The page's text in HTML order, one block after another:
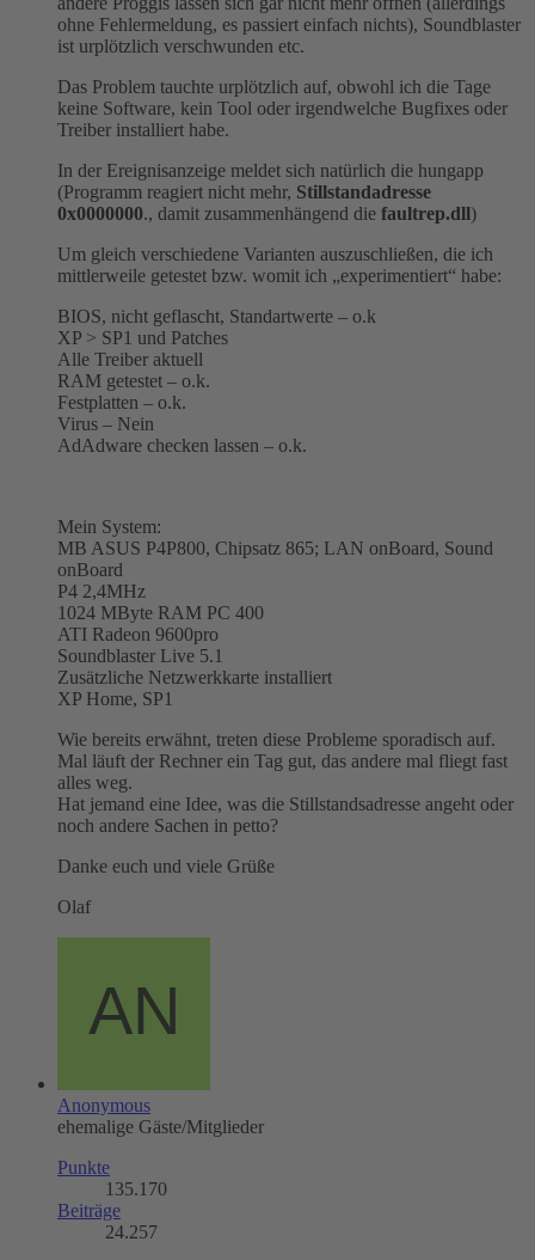
ohne Fehlermeldung, es passiert einfach nichts), Soundblaster
ist urplötzlich verschwunden etc.
Das Problem tauchte urplötzlich auf, obwohl ich die Tage
keine Software, kein Tool oder irgendwelche Bugfixes oder
Treiber installiert habe.
In der Ereignisanzeige meldet sich natürlich die hungapp
(Programm reagiert nicht mehr, Stillstandadresse
0x0000000., damit zusammenhängend die faultrep.dll)
Um gleich verschiedene Varianten auszuschließen, die ich
mittlerweile getestet bzw. womit ich „experimentiert“ habe:
BIOS, nicht geflascht, Standartwerte – o.k
XP > SP1 und Patches
Alle Treiber aktuell
RAM getestet – o.k.
Festplatten – o.k.
Virus – Nein
AdAdware checken lassen – o.k.
Mein System:
MB ASUS P4P800, Chipsatz 865; LAN onBoard, Sound
onBoard
P4 2,4MHz
1024 MByte RAM PC 400
ATI Radeon 9600pro
Soundblaster Live 5.1
Zusätzliche Netzwerkkarte installiert
XP Home, SP1
Wie bereits erwähnt, treten diese Probleme sporadisch auf.
Mal läuft der Rechner ein Tag gut, das andere mal fliegt fast
alles weg.
Hat jemand eine Idee, was die Stillstandsadresse angeht oder
noch andere Sachen in petto?
Danke euch und viele Grüße
Olaf
Anonymous
ehemalige Gäste/Mitglieder
Punkte
135.170
Beiträge
24.257